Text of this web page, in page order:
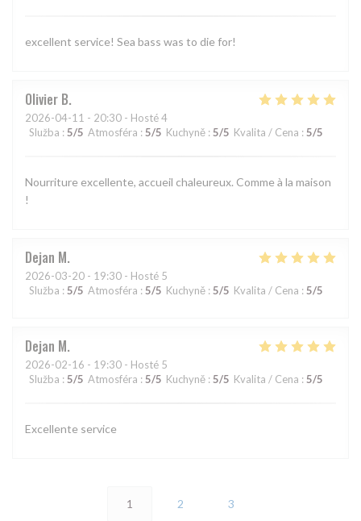
excellent service! Sea bass was to die for!
Olivier B
2026-04-11 - 20:30 - Hosté 4
Služba : 5/5 Atmosféra : 5/5 Kuchyně : 5/5 Kvalita / Cena : 5/5
Nourriture excellente, accueil chaleureux. Comme à la maison
!
Dejan M
2026-03-20 - 19:30 - Hosté 5
Služba : 5/5 Atmosféra : 5/5 Kuchyně : 5/5 Kvalita / Cena : 5/5
Dejan M
2026-02-16 - 19:30 - Hosté 5
Služba : 5/5 Atmosféra : 5/5 Kuchyně : 5/5 Kvalita / Cena : 5/5
Excellente service
1 2 3